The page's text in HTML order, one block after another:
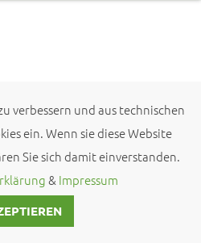
verbessern und aus technischen
ein. Wenn sie diese Website
Sie sich damit einverstanden.
& Impressum